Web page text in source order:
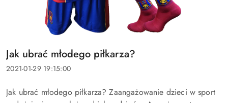
Tytuł
artykułu:
Jak ubrać młodego piłkarza?
Data
2021-01-29 19:15:00
Treść
Jak ubrać młodego piłkarza? Zaangażowanie dzieci w sport